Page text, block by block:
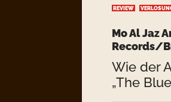
REVIEW
Mo Al Jaz
Records/
Wie der
„The